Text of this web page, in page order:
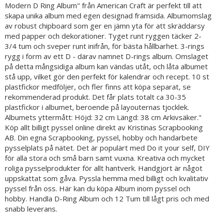
Modern D Ring Album" från American Craft är perfekt till att
skapa unika album med egen designad framsida. Albumomslag
av robust chipboard som ger en jämn yta för att skräddarsy
med papper och dekorationer. Tyget runt ryggen täcker 2-
3/4 tum och sveper runt inifrån, för bästa hållbarhet. 3-rings
rygg i form av ett D - därav namnet D-rings album. Omslaget
på detta mångsidiga album kan vändas utåt, och låta albumet
stå upp, vilket gör den perfekt för kalendrar och recept. 10 st
plastfickor medföljer, och fler finns att köpa separat, se
rekommenderad produkt. Det får plats totalt ca 30-35
plastfickor i albumet, beroende på layouternas tjocklek.
Albumets yttermått: Höjd: 32 cm Längd: 38 cm Arkivsäker."
Köp allt billigt pyssel online direkt av Kristinas Scrapbooking
AB. Din egna Scrapbooking, pyssel, hobby och handarbete
pysselplats på nätet. Det är populärt med Do it your self, DIY
för alla stora och små barn samt vuxna. Kreativa och mycket
roliga pysselprodukter för allt hantverk. Handgjort är något
uppskattat som gåva. Pyssla hemma med billigt och kvalitativ
pyssel från oss. Här kan du köpa Album inom pyssel och
hobby. Handla D-Ring Album och 12 Tum till lågt pris och med
snabb leverans.